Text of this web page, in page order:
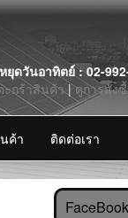
ยุดวันอาทิตย์ : 02-
ะกร้าสินค้า|ดูการสั่ง
ค้า ติดต่อเรา